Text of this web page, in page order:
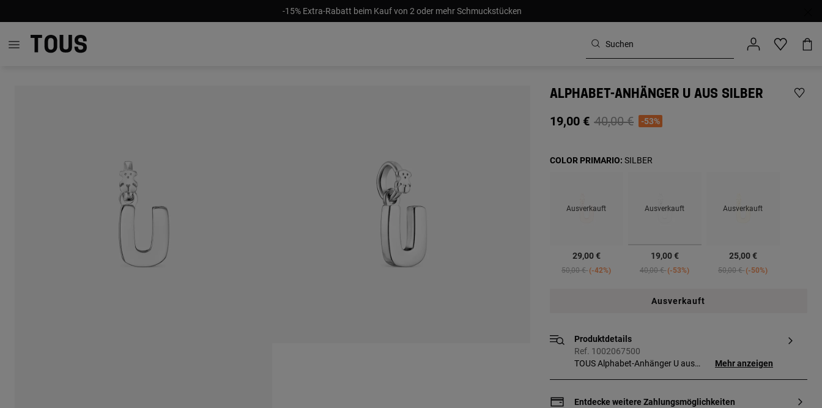
-15% Extra-Rabatt beim Kauf von 2 oder mehr Schmuckstücken
ALPHABET-ANHÄNGER U AUS SILBER
19,00 € Price reduced from
40,00 €to-53%
Ausverkauft
29,00 €
Price reduced from
50,00 €to-42%
Ausverkauft
Ausgewählt
19,00 €
Price reduced from
40,00 €to-53%
Ausverkauft
25,00 €
Price reduced from
50,00 €to-50%
COLOR PRIMARIO: SILBER
Ausverkauft
Produktdetails
Ref. 1002067500
TOUS Alphabet-Anhänger U aus
Mehr anzeigen
Entdecke weitere Zahlungsmöglichkeiten